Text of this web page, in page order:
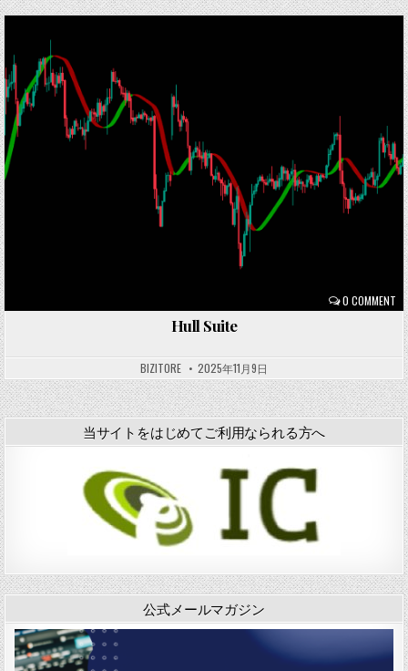
0 COMMENT
Posted
Hull Suite
BIZITORE 2025年11月9日
当サイトをはじめてご利用なられる方へ
公式メールマガジン